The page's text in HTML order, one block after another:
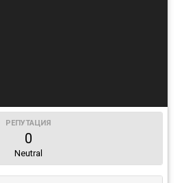
РЕПУТАЦИЯ
0
Neutral